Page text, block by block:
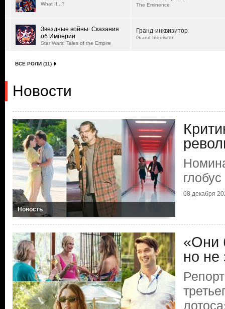
What If...? The Eminence
Звездные войны: Сказания
об Империи
Star Wars: Tales of the Empire
Гранд-инквизитор
Grand Inquisitor
ВСЕ РОЛИ (11)
Новости
Новость
08 декабря
«Они
но не